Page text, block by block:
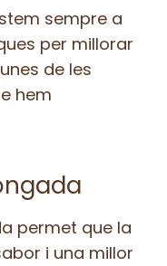
sempre a
per millorar
de les
hem
permet que la
i una millor